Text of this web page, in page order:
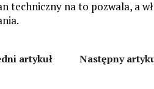
techniczny na to pozwala, a
artykuł Następny